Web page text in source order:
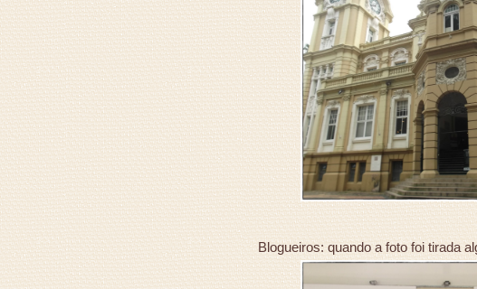
Blogueiros: quando a foto foi tirada